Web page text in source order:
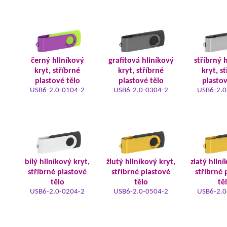
černý hliníkový
kryt, stříbrné
plastové tělo
USB6-2.0-0104-2
grafitová hliníkový
kryt, stříbrné
plastové tělo
USB6-2.0-0304-2
stříbrný
kryt,
USB6-
bílý hliníkový kryt,
stříbrné plastové
tělo
USB6-2.0-0204-2
žlutý hliníkový kryt,
stříbrné plastové
tělo
USB6-2.0-0504-2
zlatý
stříbrné
USB6-